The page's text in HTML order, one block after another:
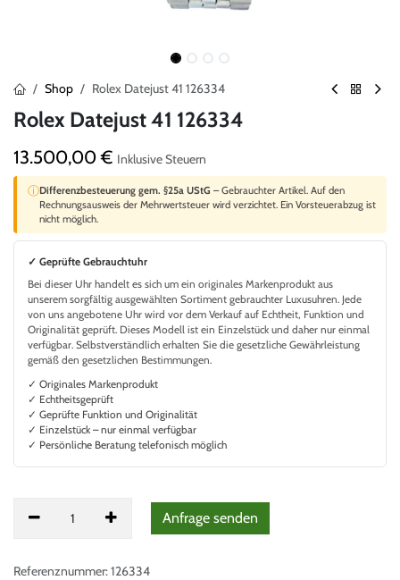
Shop Rolex Datejust 41 126334
Rolex Datejust 41 126334
13.500,00€ Inklusive Steuern
ⓘDifferenzbesteuerung gem. §25a UStG – Gebrauchter Artikel. Auf den
Rechnungsausweis der Mehrwertsteuer wird verzichtet. Ein Vorsteuerabzug ist
nicht möglich.
✓ Geprüfte Gebrauchtuhr
Bei dieser Uhr handelt es sich um ein originales Markenprodukt aus
unserem sorgfältig ausgewählten Sortiment gebrauchter Luxusuhren. Jede
von uns angebotene Uhr wird vor dem Verkauf auf Echtheit, Funktion und
Originalität geprüft. Dieses Modell ist ein Einzelstück und daher nur einmal
verfügbar. Selbstverständlich erhalten Sie die gesetzliche Gewährleistung
gemäß den gesetzlichen Bestimmungen.
✓ Originales Markenprodukt
✓ Echtheitsgeprüft
✓ Geprüfte Funktion und Originalität
✓ Einzelstück – nur einmal verfügbar
✓ Persönliche Beratung telefonisch möglich
Anfrag​e senden
Referenznummer:126334